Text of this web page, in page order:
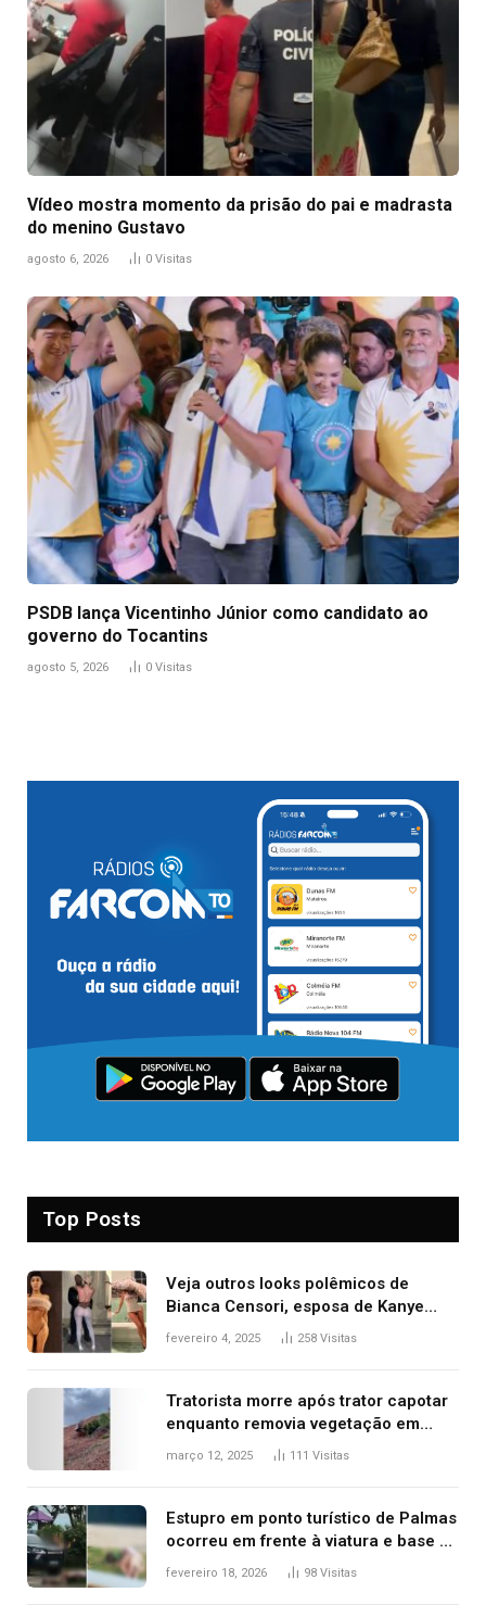
Vídeo mostra momento da prisão do pai e madrasta
do menino Gustavo
agosto 6, 2026 0 Visitas
PSDB lança Vicentinho Júnior como candidato ao
governo do Tocantins
agosto 5, 2026 0 Visitas
Top Posts
Veja outros looks polêmicos de
Bianca Censori, esposa de Kanye
West que apareceu nua no Grammy
fevereiro 4, 2025 258 Visitas
Tratorista morre após trator capotar
enquanto removia vegetação em
ribanceira de rodovia
março 12, 2025 111 Visitas
Estupro em ponto turístico de Palmas
ocorreu em frente à viatura e base de
segurança; polícia investiga
fevereiro 18, 2026 98 Visitas